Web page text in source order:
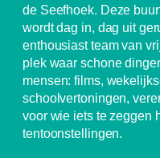
de Seefhoek. Deze
wordt dag in, dag uit
enthousiast team van
plek waar schone
mensen: films,
schoolvertoningen,
voor wie iets te zeggen
tentoonstellingen.